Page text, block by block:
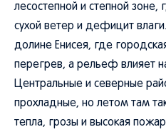
лесостепной и степной
сухой ветер и дефицит
долине Енисея, где
перегрев, а рельеф влияет
Центральные и северные
прохладные, но летом там
тепла, грозы и высокая